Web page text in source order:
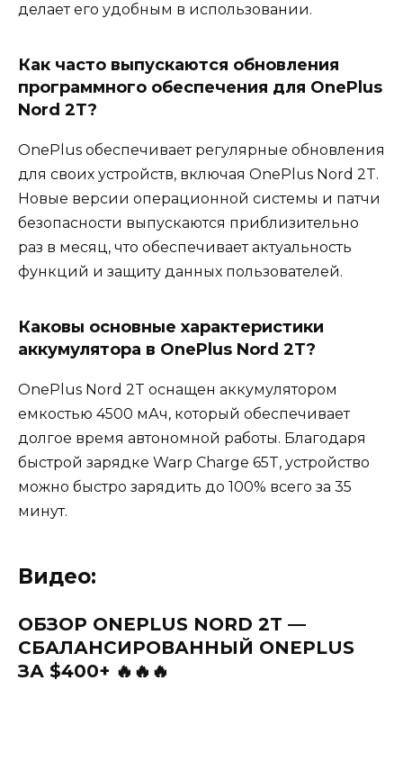
делает его удобным в использовании.
Как часто выпускаются обновления
программного обеспечения для OnePlus
Nord 2T?
OnePlus обеспечивает регулярные обновления
для своих устройств, включая OnePlus Nord 2T.
Новые версии операционной системы и патчи
безопасности выпускаются приблизительно
раз в месяц, что обеспечивает актуальность
функций и защиту данных пользователей.
Каковы основные характеристики
аккумулятора в OnePlus Nord 2T?
OnePlus Nord 2T оснащен аккумулятором
емкостью 4500 мАч, который обеспечивает
долгое время автономной работы. Благодаря
быстрой зарядке Warp Charge 65T, устройство
можно быстро зарядить до 100% всего за 35
минут.
Видео:
ОБЗОР ONEPLUS NORD 2T —
СБАЛАНСИРОВАННЫЙ ONEPLUS
ЗА $400+ 🔥🔥🔥